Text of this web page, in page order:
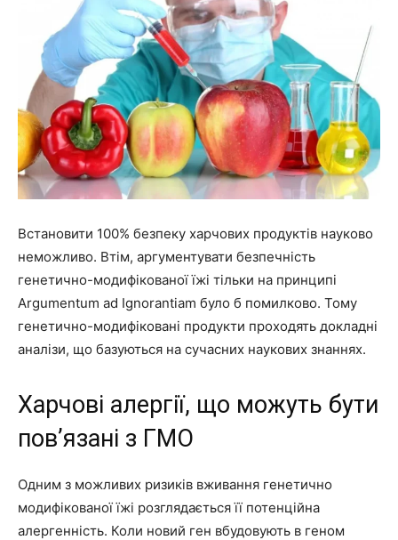
Встановити 100% безпеку харчових продуктів науково
неможливо. Втім, аргументувати безпечність
генетично-модифікованої їжі тільки на принципі
Argumentum ad Ignorantiam було б помилково. Тому
генетично-модифіковані продукти проходять докладні
аналізи, що базуються на сучасних наукових знаннях.
Харчові алергії, що можуть бути
пов’язані з ГМО
Одним з можливих ризиків вживання генетично
модифікованої їжі розглядається її потенційна
алергенність. Коли новий ген вбудовують в геном